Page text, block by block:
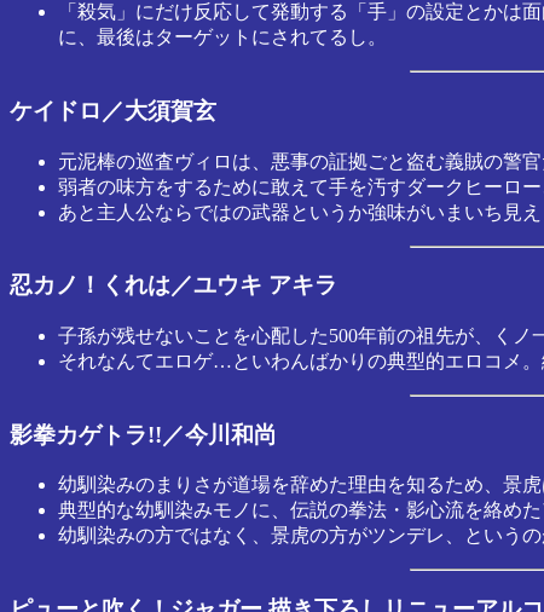
「殺気」にだけ反応して発動する「手」の設定とかは
に、最後はターゲットにされてるし。
ケイドロ／大須賀玄
元泥棒の巡査ヴィロは、悪事の証拠ごと盗む義賊の警官
弱者の味方をするために敢えて手を汚すダークヒーロ
あと主人公ならではの武器というか強味がいまいち見
忍カノ！くれは／ユウキ アキラ
子孫が残せないことを心配した500年前の祖先が、くノ
それなんてエロゲ…といわんばかりの典型的エロコメ
影拳カゲトラ!!／今川和尚
幼馴染みのまりさが道場を辞めた理由を知るため、景
典型的な幼馴染みモノに、伝説の拳法・影心流を絡めた
幼馴染みの方ではなく、景虎の方がツンデレ、という